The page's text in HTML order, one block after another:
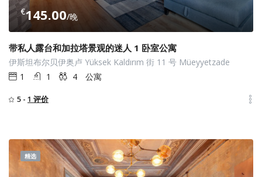
€145.00/晚
带私人露台和加拉塔景观的迷人 1 卧室公寓
伊斯坦布尔贝伊奥卢 Yüksek Kaldırım 街 11 号 Müeyyetzade
1
1 4 公寓
5 - 1 评价
精选